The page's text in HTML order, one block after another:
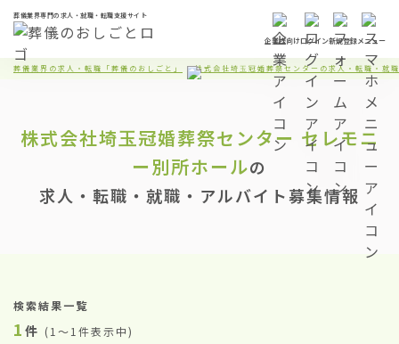
葬儀業界専門の求人・就職・転職支援サイト
企業様向けログイン新規登録メニュー
葬儀業界の求人・転職「葬儀のおしごと」 株式会社埼玉冠婚葬祭センターの求人・転職・就
株式会社埼玉冠婚葬祭センター セレモニ
ー別所ホールの
求人・転職・就職・アルバイト募集情報
検索結果一覧
1 件 (1〜1件表示中)